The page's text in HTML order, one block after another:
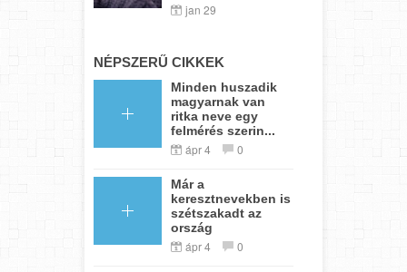
jan 29
NÉPSZERŰ CIKKEK
Minden huszadik
magyarnak van
ritka neve egy
felmérés szerin...
ápr 4 0
Már a
keresztnevekben is
szétszakadt az
ország
ápr 4 0